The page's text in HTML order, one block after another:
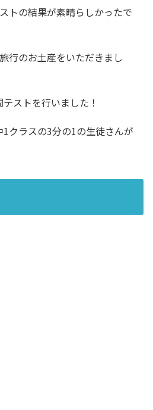
トの結果が素晴らしかったで
行のお土産をいただきまし
ストを行いました！
クラスの3分の1の生徒さんが